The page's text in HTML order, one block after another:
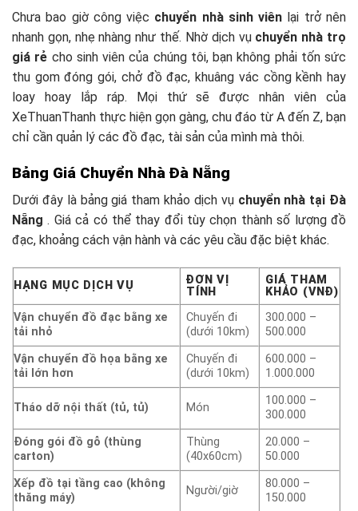
Chưa bao giờ công việc chuyển nhà sinh viên lại trở nên
nhanh gọn, nhẹ nhàng như thế. Nhờ dịch vụ chuyển nhà trọ
giá rẻ cho sinh viên của chúng tôi, bạn không phải tốn sức
thu gom đóng gói, chở đồ đạc, khuâng vác cồng kềnh hay
loay hoay lắp ráp. Mọi thứ sẽ được nhân viên của
XeThuanThanh thực hiện gọn gàng, chu đáo từ A đến Z, bạn
chỉ cần quản lý các đồ đạc, tài sản của mình mà thôi.
Bảng Giá Chuyển Nhà Đà Nẵng
Dưới đây là bảng giá tham khảo dịch vụ chuyển nhà tại Đà
Nẵng . Giá cả có thể thay đổi tùy chọn thành số lượng đồ
đạc, khoảng cách vận hành và các yêu cầu đặc biệt khác.
HẠNG MỤC DỊCH VỤ
ĐƠN VỊ
TÍNH
GIÁ THAM
KHẢO (VNĐ)
Vận chuyển đồ đạc bằng xe
tải nhỏ
Chuyến đi
(dưới 10km)
300.000 –
500.000
Vận chuyển đồ họa bằng xe
tải lớn hơn
Chuyến đi
(dưới 10km)
600.000 –
1.000.000
Tháo dỡ nội thất (tủ, tủ) Món
100.000 –
300.000
Đóng gói đồ gỗ (thùng
carton)
Thùng
(40x60cm)
20.000 –
50.000
Xếp đồ tại tầng cao (không
thăng máy)
Người/giờ
80.000 –
150.000